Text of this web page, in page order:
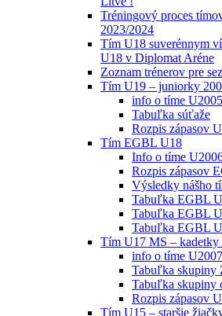
Tréningový proces
2023/2024
Tím U18 suverénnym
U18 v Diplomat Aréne
Zoznam trénerov pre
Tím U19 – juniorky
info o tíme U2005
Tabuľka súťaže
Rozpis zápasov
Tím EGBL U18
Info o tíme
Rozpis zápasov
Výsledky nášho
Tabuľka EGBL
Tabuľka EGBL
Tabuľka EGBL
Tím U17 MS – kadetky
info o tíme
Tabuľka skupiny
Tabuľka skupiny
Rozpis zápasov
Tím U15 – staršie